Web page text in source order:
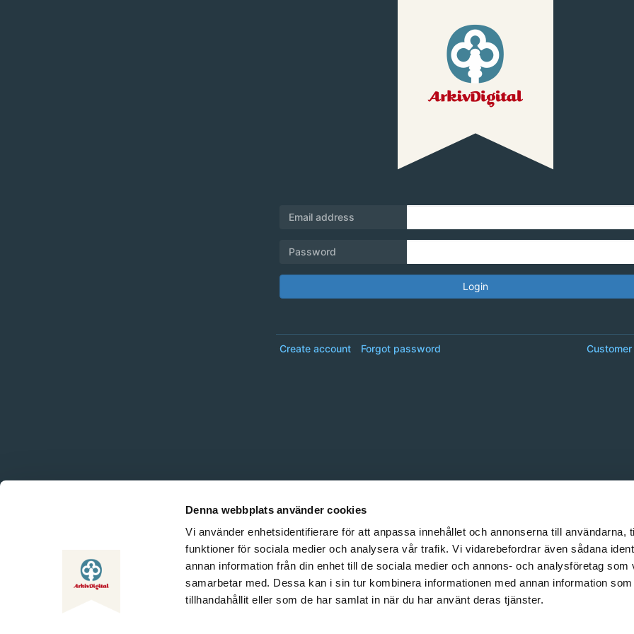
Denna webbplats använder cookies
Vi använder enhetsidentifierare för att anpassa innehållet och annonserna till användarna,
funktioner för sociala medier och analysera vår trafik. Vi vidarebefordrar även sådana
annan information från din enhet till de sociala medier och annons- och analysföretag som
samarbetar med. Dessa kan i sin tur kombinera informationen med annan information
tillhandahållit eller som de har samlat in när du har använt deras tjänster.
Email address
Password
Login
Create account Forgot password